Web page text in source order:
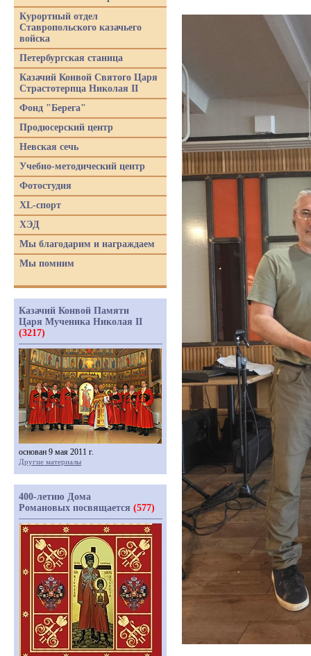
Курортный отдел
Ставропольского казачьего
войска
Петербургская станица
Казачий Конвой Святого Царя
Страстотерпца Николая II
Фонд "Берега"
Продюсерский центр
Невская сечь
Учебно-методический центр
Фотостудия
XL-спорт
ХЭД
Мы благодарим и награждаем
Мы помним
Казачий Конвой Памяти
Царя Мученика Николая II
(3217)
основан 9 мая 2011 г.
Другие материалы
400-летию Дома
Романовых посвящается (577)